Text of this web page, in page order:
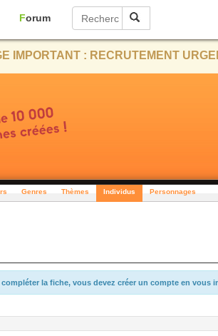
Forum
IMPORTANT : RECRUTEMENT
Genres Thèmes Individus Personnages
compléter la fiche, vous devez créer un compte en vous